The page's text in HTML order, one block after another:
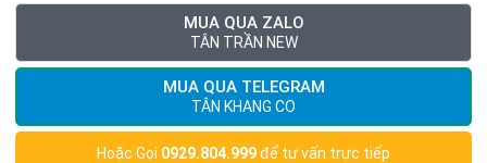
MUA QUA ZALO
TÂN TRẦN NEW
MUA QUA TELEGRAM
TÂN KHANG CO
Hoặc Gọi 0929.804.999để tư vấn trực tiếp